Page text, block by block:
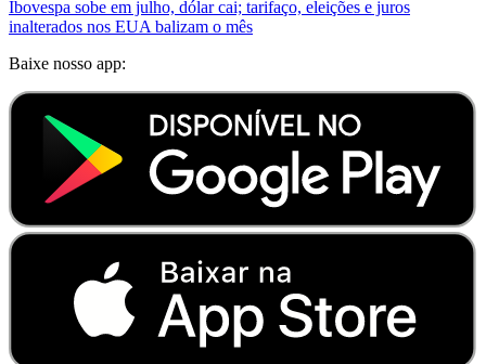
Ibovespa sobe em julho, dólar cai; tarifaço, eleições e juros
inalterados nos EUA balizam o mês
Baixe nosso app: